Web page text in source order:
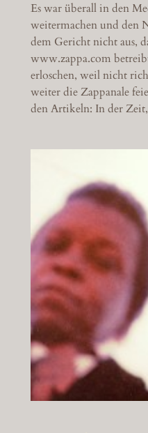
Es war überall in den
weitermachen und den
dem Gericht nicht aus,
www.zappa.com
erloschen, weil nicht
weiter die Zappanale
den Artikeln: In der